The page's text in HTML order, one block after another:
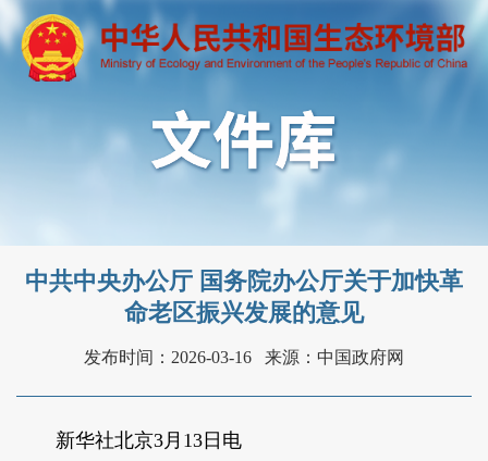
中共中央办公厅 国务院办公厅关于加快革
命老区振兴发展的意见
发布时间：2026-03-16 来源：中国政府网
新华社北京3月13日电